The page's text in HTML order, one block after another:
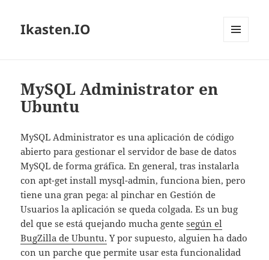
Ikasten.IO
MySQL Administrator en
Ubuntu
MySQL Administrator es una aplicación de código
abierto para gestionar el servidor de base de datos
MySQL de forma gráfica. En general, tras instalarla
con apt-get install mysql-admin, funciona bien, pero
tiene una gran pega: al pinchar en Gestión de
Usuarios la aplicación se queda colgada. Es un bug
del que se está quejando mucha gentesegún el
BugZilla de Ubuntu. Y por supuesto, alguien ha dado
con un parche que permite usar esta funcionalidad